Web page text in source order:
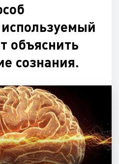
объяснить
сознания.